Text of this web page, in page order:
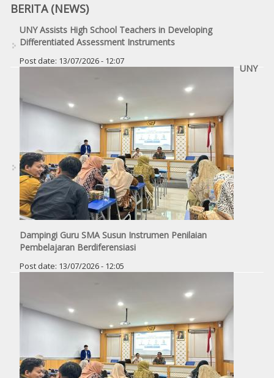
BERITA (NEWS)
UNY Assists High School Teachers in Developing
Differentiated Assessment Instruments
Post date: 13/07/2026 - 12:07
UNY
Dampingi Guru SMA Susun Instrumen Penilaian
Pembelajaran Berdiferensiasi
Post date: 13/07/2026 - 12:05